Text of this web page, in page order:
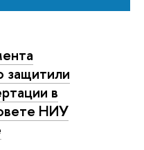
защитили
в
НИУ